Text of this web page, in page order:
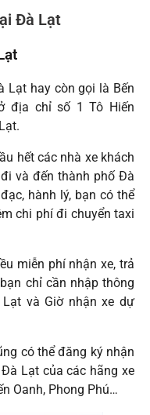
Đà Lạt
Lạt hay còn gọi là Bến
địa chỉ số 1 Tô Hiến
hết các nhà xe khách
và đến thành phố Đà
hành lý, bạn có thể
chi phí đi chuyển taxi
miễn phí nhận xe, trả
chỉ cần nhập thông
và Giờ nhận xe dự
có thể đăng ký nhận
Lạt của các hãng xe
Oanh, Phong Phú…